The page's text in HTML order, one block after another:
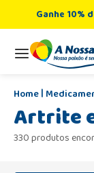
Ganhe 10%
Artrite
330 produtos